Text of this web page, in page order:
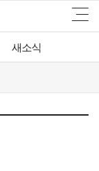
새소식